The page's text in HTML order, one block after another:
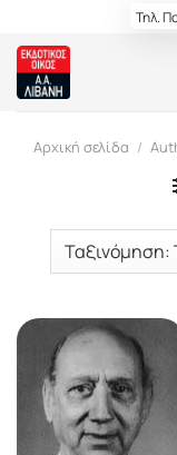
content
Τηλ.
Αρχική σελίδα /